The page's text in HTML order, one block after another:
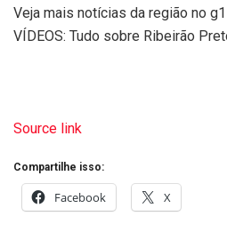
Veja mais notícias da região no
VÍDEOS: Tudo sobre Ribeirão
Source link
Compartilhe isso:
Facebook X